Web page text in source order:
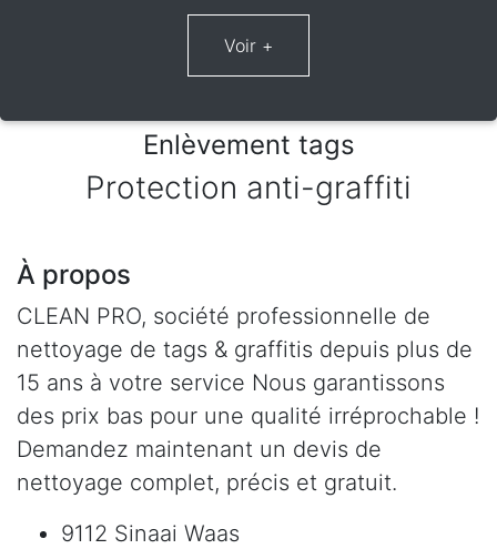
Enlèvement tags
Protection anti-graffiti
À propos
CLEAN PRO, société professionnelle de
nettoyage de tags & graffitis depuis plus de
15 ans à votre service Nous garantissons
des prix bas pour une qualité irréprochable !
Demandez maintenant un devis de
nettoyage complet, précis et gratuit.
9112 Sinaai Waas